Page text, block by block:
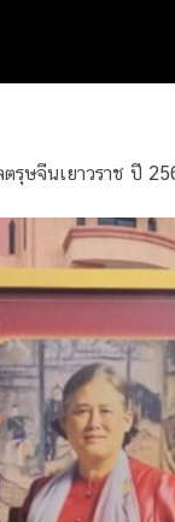
ตรุษจีนเยาวราช ปี